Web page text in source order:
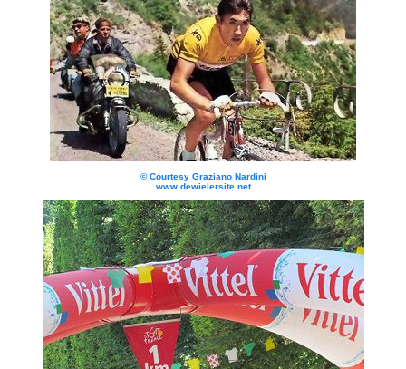
© Courtesy Graziano Nardini
www.dewielersite.net